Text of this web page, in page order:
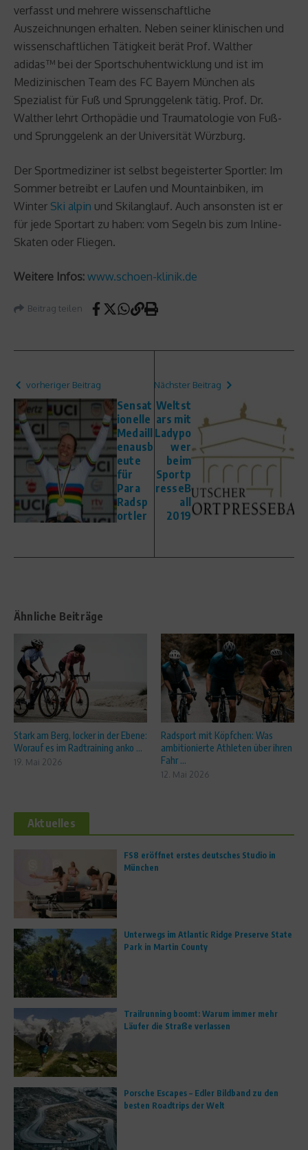
verfasst und mehrere wissenschaftliche
Auszeichnungen erhalten. Neben seiner klinischen und
wissenschaftlichen Tätigkeit berät Prof. Walther
adidas™ bei der Sportschuhentwicklung und ist im
Medizinischen Team des FC Bayern München als
Spezialist für Fuß und Sprunggelenk tätig. Prof. Dr.
Walther lehrt Orthopädie und Traumatologie von Fuß-
und Sprunggelenk an der Universität Würzburg.
Der Sportmediziner ist selbst begeisterter Sportler: Im
Sommer betreibt er Laufen und Mountainbiken, im
Winter Ski alpin und Skilanglauf. Auch ansonsten ist er
für jede Sportart zu haben: vom Segeln bis zum Inline-
Skaten oder Fliegen.
Weitere Infos: www.schoen-klinik.de
Beitrag teilen
vorheriger Beitrag
Sensat
ionelle
Medaill
enausb
eute
für
Para
Radsp
ortler
Nächster Beitrag
Weltst
ars mit
Ladypo
wer
beim
Sportp
resseB
all
2019
Ähnliche Beiträge
Stark am Berg, locker in der Ebene:
Worauf es im Radtraining anko ...
19. Mai 2026
Radsport mit Köpfchen: Was
ambitionierte Athleten über ihren
Fahr ...
12. Mai 2026
Aktuelles
FS8 eröffnet erstes deutsches Studio in
München
Unterwegs im Atlantic Ridge Preserve State
Park in Martin County
Trailrunning boomt: Warum immer mehr
Läufer die Straße verlassen
Porsche Escapes – Edler Bildband zu den
besten Roadtrips der Welt